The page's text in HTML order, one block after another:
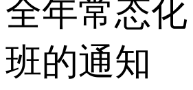
全年常态
班的通知